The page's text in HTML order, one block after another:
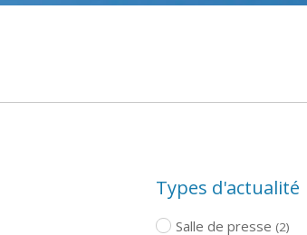
Types d'actualité
Salle de presse (2)